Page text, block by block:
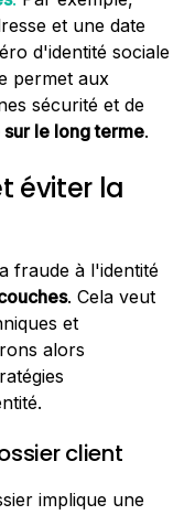
et une date
d'identité sociale
permet aux
sécurité et de
le long terme.
éviter la
fraude à l'identité
. Cela veut
et
alors
client
implique une